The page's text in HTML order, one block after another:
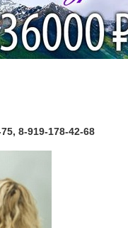
8-919-178-42-68